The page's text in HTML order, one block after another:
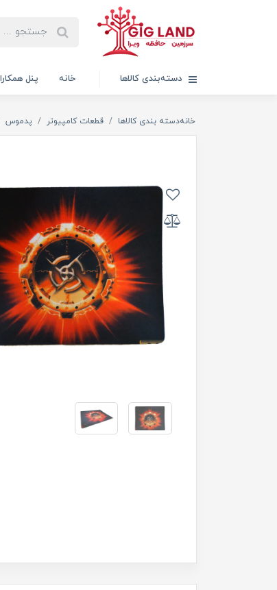
دسته‌بندی کالاها خانه پنل
خانهدسته بندی کالاها قطعات کامپیوتر پدموس